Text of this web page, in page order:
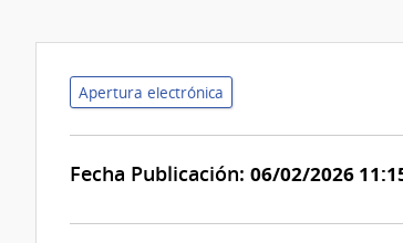
Apertura electrónica
Fecha Publicación: 06/02/2026